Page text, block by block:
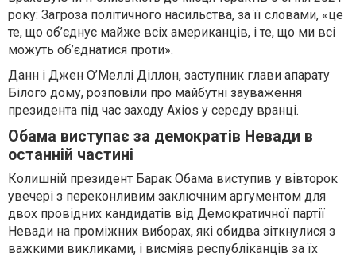
року: Загроза політичного насильства, за її словами, «це
те, що об’єднує майже всіх американців, і те, що ми всі
можуть об’єднатися проти».
Данн і Джен О’Меллі Діллон, заступник глави апарату
Білого дому, розповіли про майбутні зауваження
президента під час заходу Axios у середу вранці.
Обама виступає за демократів Невади в
останній частині
Колишній президент Барак Обама виступив у вівторок
увечері з переконливим заключним аргументом для
двох провідних кандидатів від Демократичної партії
Невади на проміжних виборах, які обидва зіткнулися з
важкими викликами, і висміяв республіканців за їх